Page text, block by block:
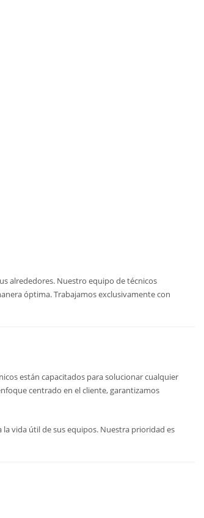
alrededores. Nuestro equipo de técnicos
óptima. Trabajamos exclusivamente con
están capacitados para solucionar cualquier
centrado en el cliente, garantizamos
vida útil de sus equipos. Nuestra prioridad es